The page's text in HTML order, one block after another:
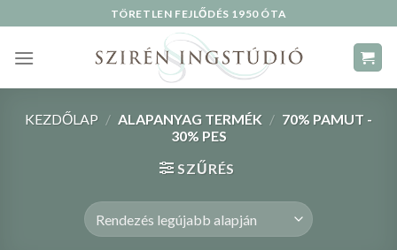
to
content
TÖRETLEN FEJLŐDÉS 1950 ÓTA
KEZDŐLAP / ALAPANYAG TERMÉK / 70% PAMUT -
30% PES
SZŰRÉS